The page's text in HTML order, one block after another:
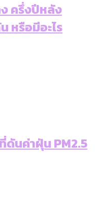
ครึ่งปีหลัง
หรือมีอะไร
ดันค่าฝุ่น PM2.5